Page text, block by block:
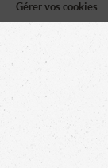
Gérer vos cookies